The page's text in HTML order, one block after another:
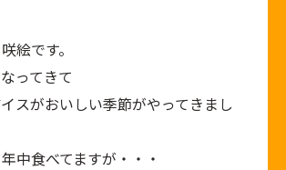
絵です。
ってきて
スがおいしい季節がやってきまし
中食べてますが・・・